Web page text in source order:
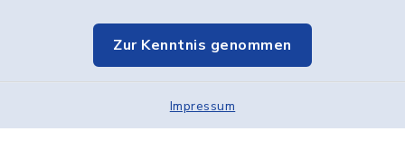
Zur Kenntnis genommen
Impressum
Elektronische Kommunikation
Sitemap